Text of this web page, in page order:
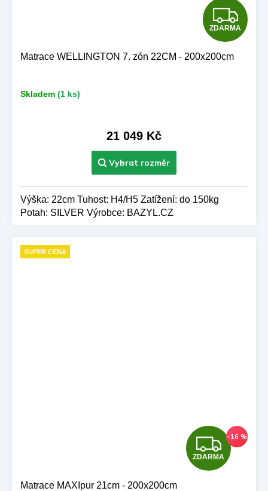
Z
D
ZDARMA
Matrace WELLINGTON 7. zón 22CM - 200x200cm
Skladem (1 ks)
21 049 Kč
Výška: 22cm Tuhost: H4/H5 Zatížení: do 150kg
Potah: SILVER Výrobce: BAZYL.CZ
SUPER CENA
Z
D
ZDARMA
–16 %
Matrace MAXIpur 21cm - 200x200cm